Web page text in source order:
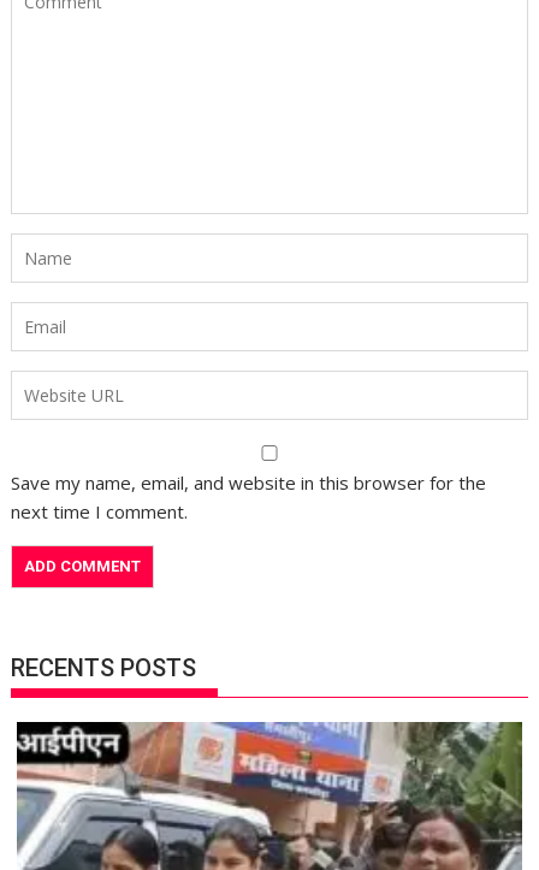
Save my name, email, and website in this browser for the
next time I comment.
RECENTS POSTS